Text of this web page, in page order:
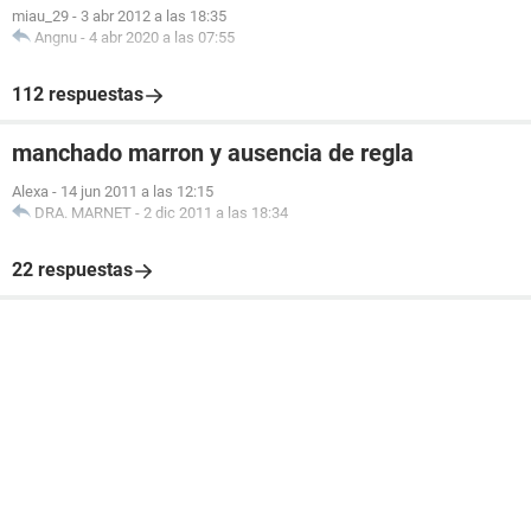
miau_29 - 3 abr 2012 a las 18:35
Angnu - 4 abr 2020 a las 07:55
112 respuestas
manchado marron y ausencia de regla
Alexa - 14 jun 2011 a las 12:15
DRA. MARNET - 2 dic 2011 a las 18:34
22 respuestas